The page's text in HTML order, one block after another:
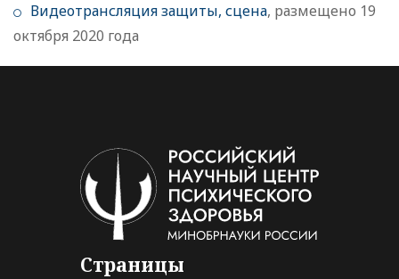
Видеотрансляция защиты, сцена, размещено 19
октября 2020 года
Страницы